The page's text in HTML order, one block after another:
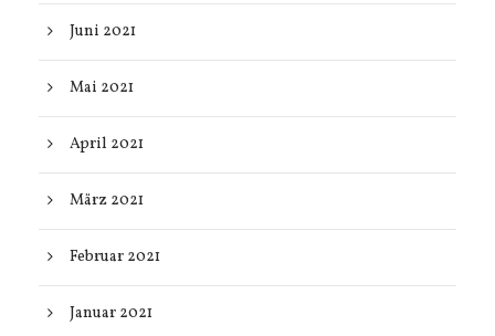
Juni 2021
Mai 2021
April 2021
März 2021
Februar 2021
Januar 2021